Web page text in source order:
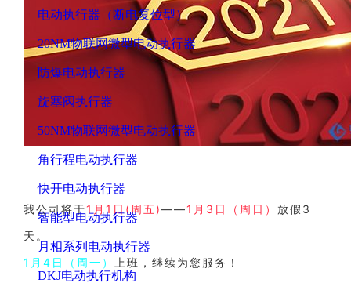
电动执行器（断电复位型）
20NM物联网微型电动执行器
防爆电动执行器
旋塞阀执行器
50NM物联网微型电动执行器
角行程电动执行器
快开电动执行器
智能型电动执行器
月相系列电动执行器
DKJ电动执行机构
我公司将于1月1日(周五)——1月3日（周日） 放假3
天。
1月4日（周一）
上班，继续为您服务！